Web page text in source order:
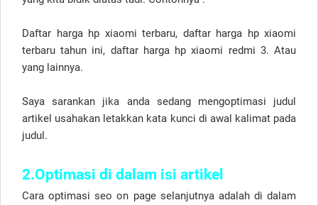
Daftar harga hp xiaomi terbaru, daftar harga hp xiaomi
terbaru tahun ini, daftar harga hp xiaomi redmi 3. Atau
yang lainnya.
Saya sarankan jika anda sedang mengoptimasi judul
artikel usahakan letakkan kata kunci di awal kalimat pada
judul.
2.Optimasi di dalam isi artikel
Cara optimasi seo on page selanjutnya adalah di dalam